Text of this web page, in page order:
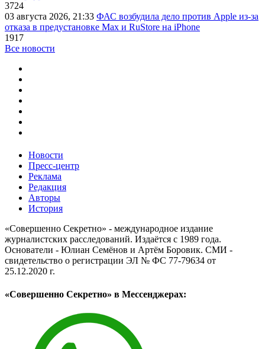
3724
03 августа 2026, 21:33 ФАС возбудила дело против Apple из-за
отказа в предустановке Max и RuStore на iPhone
1917
Все новости
Новости
Пресс-центр
Реклама
Редакция
Авторы
История
«Совершенно Секретно» - международное издание
журналистских расследований. Издаётся с 1989 года.
Основатели - Юлиан Семёнов и Артём Боровик. CМИ -
свидетельство о регистрации ЭЛ № ФС 77-79634 от
25.12.2020 г.
«Совершенно Секретно» в Мессенджерах: